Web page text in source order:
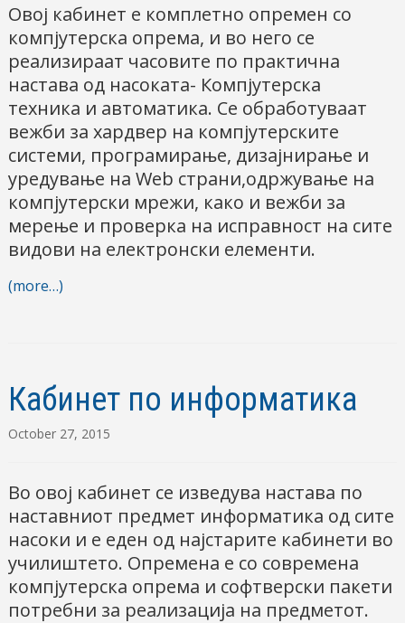
Овој кабинет е комплетно опремен со
компјутерска опрема, и во него се
реализираат часовите по практична
настава од насоката- Компјутерска
техника и автоматика. Се обработуваат
вежби за хардвер на компјутерските
системи, програмирање, дизајнирање и
уредување на Web страни,одржување на
компјутерски мрежи, како и вежби за
мерење и проверка на исправност на сите
видови на електронски елементи.
(more…)
Кабинет по информатика
October 27, 2015
Во овој кабинет се изведува настава по
наставниот предмет информатика од сите
насоки и е еден од најстарите кабинети во
училиштето. Опремена е со современа
компјутерска опрема и софтверски пакети
потребни за реализација на предметот.